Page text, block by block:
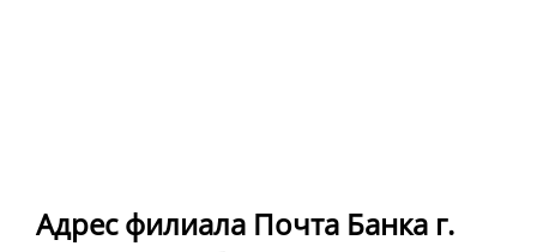
Адрес филиала Почта Банка г.